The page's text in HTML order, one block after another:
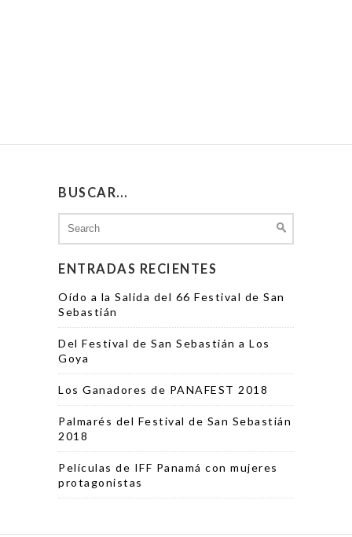
BUSCAR…
for:
ENTRADAS RECIENTES
Oído a la Salida del 66 Festival de San
Sebastián
Del Festival de San Sebastián a Los
Goya
Los Ganadores de PANAFEST 2018
Palmarés del Festival de San Sebastián
2018
Películas de IFF Panamá con mujeres
protagonistas